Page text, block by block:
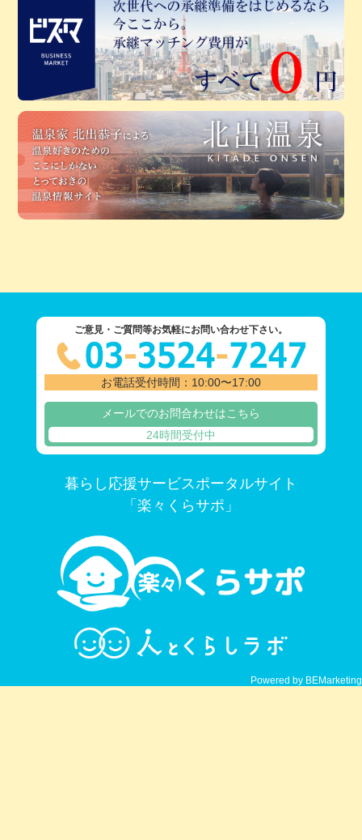
ご意見・ご質問等お気軽にお問い合わせ下さい。
お電話受付時間：10:00〜17:00
メールでのお問合わせはこちら
24時間受付中
暮らし応援サービスポータルサイト
「楽々くらサポ」
Powered by BEMarketing